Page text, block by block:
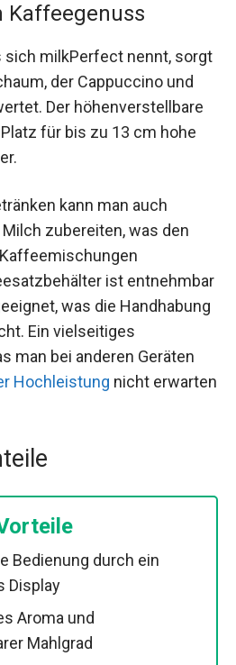
Kaffeegenuss
sich milkPerfect nennt, sorgt
der Cappuccino und
Der höhenverstellbare
für bis zu 13 cm hohe
kann man auch
zubereiten, was den
ist entnehmbar
was die Handhabung
Ein vielseitiges
man bei anderen Geräten
Hochleistung nicht erwarten
Bedienung durch ein
Display
Aroma und
Mahlgrad